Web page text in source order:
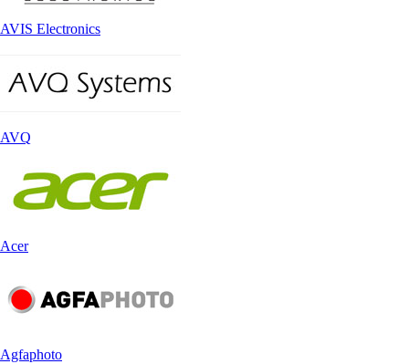
AVIS Electronics
AVQ
Acer
Agfaphoto